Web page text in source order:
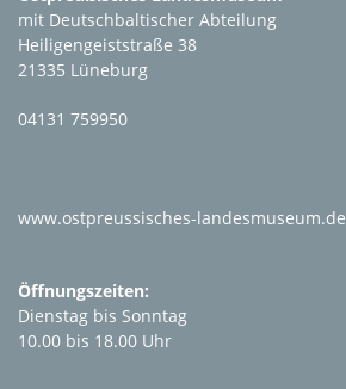
mit Deutschbaltischer Abteilung
Heiligengeiststraße 38
21335 Lüneburg
04131 759950
www.ostpreussisches-landesmuseum.de
Öffnungszeiten:
Dienstag bis Sonntag
10.00 bis 18.00 Uhr